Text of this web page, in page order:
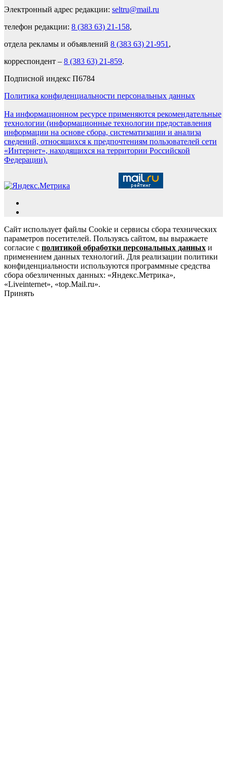
Электронный адрес редакции: seltru@mail.ru
телефон редакции: 8 (383 63) 21-158,
отдела рекламы и объявлений 8 (383 63) 21-951 ,
корреспондент – 8 (383 63) 21-859.
Подписной индекс П6784
Политика конфиденциальности персональных данных
На информационном ресурсе применяются рекомендательные
технологии (информационные технологии предоставления
информации на основе сбора, систематизации и анализа
сведений, относящихся к предпочтениям пользователей сети
«Интернет», находящихся на территории Российской
Федерации).
Сайт использует файлы Cookie и сервисы сбора технических
параметров посетителей. Пользуясь сайтом, вы выражаете
согласие с политикой обработки персональных данных и
применением данных технологий. Для реализации политики
конфиденциальности используются программные средства
сбора обезличенных данных: «Яндекс.Метрика»,
«Liveinternet», «top.Mail.ru».
Принять